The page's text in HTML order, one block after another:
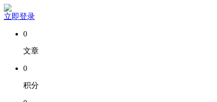
立即登录
0
文章
0
积分